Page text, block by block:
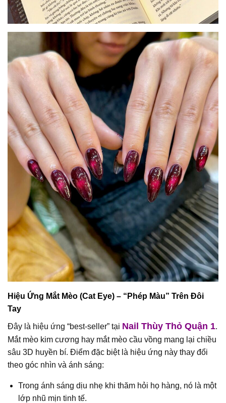
Hiệu Ứng Mắt Mèo (Cat Eye) – “Phép Màu” Trên Đôi
Tay
Đây là hiệu ứng “best-seller” tại Nail Thùy Thỏ Quận 1.
Mắt mèo kim cương hay mắt mèo cầu vồng mang lại chiều
sâu 3D huyền bí. Điểm đặc biệt là hiệu ứng này thay đổi
theo góc nhìn và ánh sáng:
Trong ánh sáng dịu nhẹ khi thăm hỏi họ hàng, nó là một
lớp nhũ mịn tinh tế.